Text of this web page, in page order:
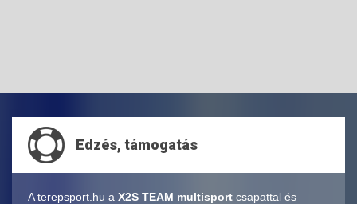
Edzés, támogatás
A terepsport.hu a X2S TEAM multisport csapattal és